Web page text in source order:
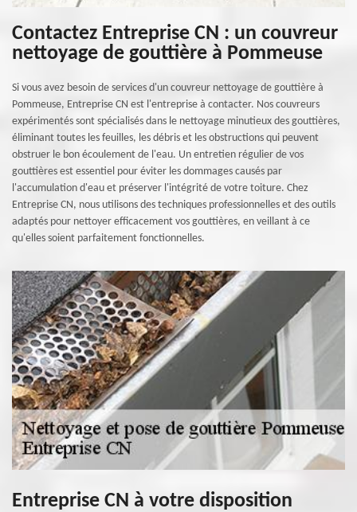
Contactez Entreprise CN : un couvreur
nettoyage de gouttière à Pommeuse
Si vous avez besoin de services d'un couvreur nettoyage de gouttière à
Pommeuse, Entreprise CN est l'entreprise à contacter. Nos couvreurs
expérimentés sont spécialisés dans le nettoyage minutieux des gouttières,
éliminant toutes les feuilles, les débris et les obstructions qui peuvent
obstruer le bon écoulement de l'eau. Un entretien régulier de vos
gouttières est essentiel pour éviter les dommages causés par
l'accumulation d'eau et préserver l'intégrité de votre toiture. Chez
Entreprise CN, nous utilisons des techniques professionnelles et des outils
adaptés pour nettoyer efficacement vos gouttières, en veillant à ce
qu'elles soient parfaitement fonctionnelles.
Entreprise CN à votre disposition